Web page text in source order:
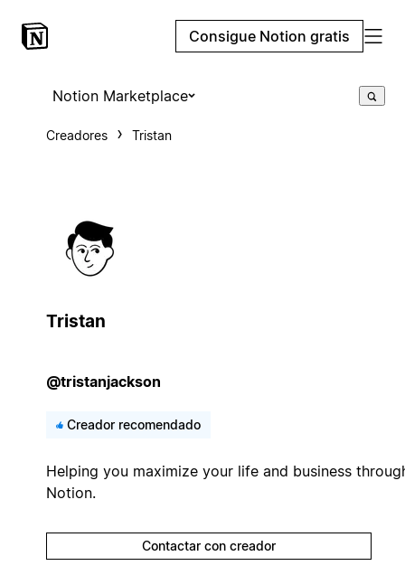
Consigue Notion gratis
Notion Marketplace
Creadores Tristan
Tristan
@tristanjackson
Creador recomendado
Helping you maximize your life and business
Notion.
Contactar con creador